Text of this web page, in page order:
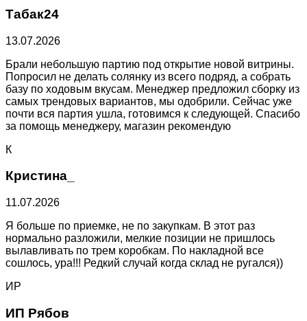
Табак24
13.07.2026
Брали небольшую партию под открытие новой витрины.
Попросил не делать солянку из всего подряд, а собрать
базу по ходовым вкусам. Менеджер предложил сборку из
самых трендовых вариантов, мы одобрили. Сейчас уже
почти вся партия ушла, готовимся к следующей. Спасибо
за помощь менеджеру, магазин рекомендую
К
Кристина_
11.07.2026
Я больше по приемке, не по закупкам. В этот раз
нормально разложили, мелкие позиции не пришлось
вылавливать по трем коробкам. По накладной все
сошлось, ура!!! Редкий случай когда склад не ругался))
ИР
ИП Рябов